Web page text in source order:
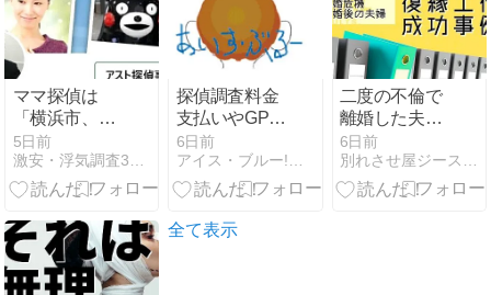
ママ探偵は
「横浜市、い
じめ重大事態
82件も発生」
検証します
ト探偵事務所
5日前
探偵調査料金
支払いやGPS
発信機購入の
際、ことら送
金での振込に
6日前
二度の不倫で
離婚した夫婦
が復縁へ｜亡
き義父との約
束を理解した
6日前
全て表示